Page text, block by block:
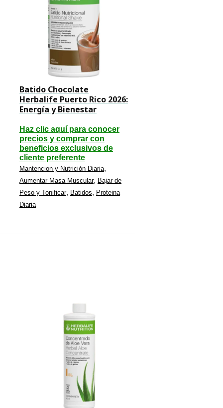
Batido Chocolate
Herbalife Puerto Rico 2026:
Energía y Bienestar
Haz clic aquí para conocer
precios y comprar con
beneficios exclusivos de
cliente preferente
Mantencion y Nutrición Diaria,
Aumentar Masa Muscular, Bajar de
Peso y Tonificar, Batidos, Proteina
Diaria